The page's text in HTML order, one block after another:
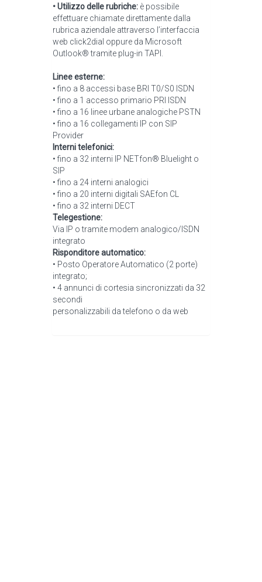
• Utilizzo delle rubriche: è possibile
effettuare chiamate direttamente dalla
rubrica aziendale attraverso l’interfaccia
web click2dial oppure da Microsoft
Outlook® tramite plug-in TAPI.
Linee esterne:
• fino a 8 accessi base BRI T0/S0 ISDN
• fino a 1 accesso primario PRI ISDN
• fino a 16 linee urbane analogiche PSTN
• fino a 16 collegamenti IP con SIP
Provider
Interni telefonici:
• fino a 32 interni IP NETfon® Bluelight o
SIP
• fino a 24 interni analogici
• fino a 20 interni digitali SAEfon CL
• fino a 32 interni DECT
Telegestione:
Via IP o tramite modem analogico/ISDN
integrato
Risponditore automatico:
• Posto Operatore Automatico (2 porte)
integrato;
• 4 annunci di cortesia sincronizzati da 32
secondi
personalizzabili da telefono o da web